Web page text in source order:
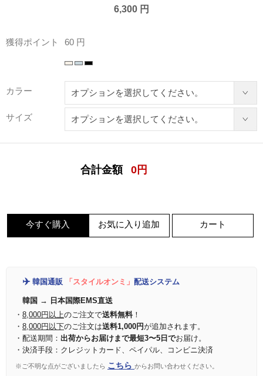
6,300 円
獲得ポイント 60 円
カラー
サイズ
合計金額 0 円
今すぐ購入 お気に入り追加 カート
✈️ 韓国通販 「スタイルオンミ」 配送システム
韓国 → 日本国際EMS直送
・ 8,000円以上のご注文で送料無料！
・ 8,000円以下のご注文は送料1,000円が追加されます。
・配送期間： 出荷からお届けまで最短3〜5日でお届け。
・決済手段：クレジットカード、ペイパル、コンビニ決済
※ご不明な点がございましたら こちら からお問い合わせください。